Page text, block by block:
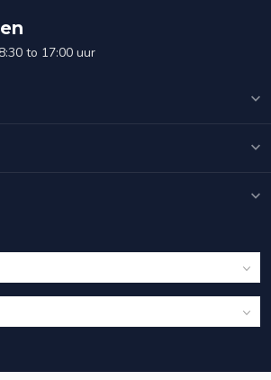
to 17:00 uur